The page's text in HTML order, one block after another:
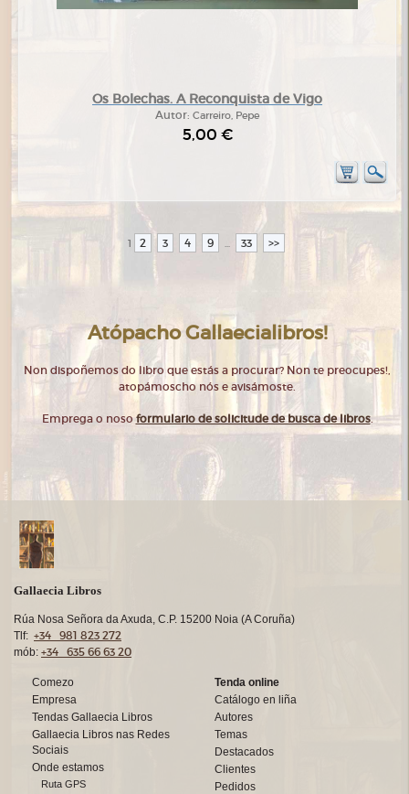
Os Bolechas. A Reconquista de Vigo
Autor: Carreiro, Pepe
5,00 €
1 2 3 4 9 ... 33 >>
Atópacho Gallaecialibros!
Non dispoñemos do libro que estás a procurar? Non te preocupes!,
atopámoscho nós e avisámoste.
Emprega o nosoformulario de solicitude de busca de libros.
Gallaecia Libros
Rúa Nosa Señora da Axuda, C.P. 15200 Noia (A Coruña)
Tlf: +34 981 823 272
mób: +34 635 66 63 20
Comezo
Empresa
Tendas Gallaecia Libros
Gallaecia Libros nas Redes
Sociais
Onde estamos
Ruta GPS
Tenda online
Catálogo en liña
Autores
Temas
Destacados
Clientes
Pedidos